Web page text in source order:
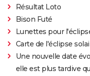
Résultat Loto
Bison Futé
Lunettes pour
Carte de l'éclipse
Une nouvelle date
elle est plus tardive